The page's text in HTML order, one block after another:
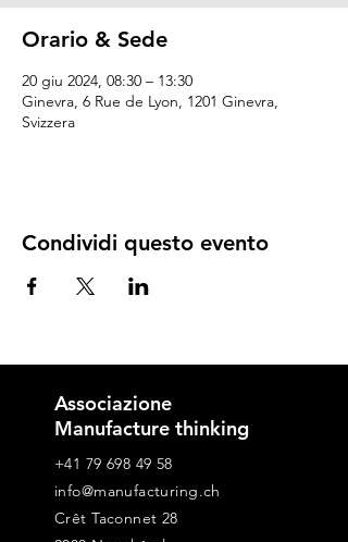
Orario & Sede
20 giu 2024, 08:30 – 13:30
Ginevra, 6 Rue de Lyon, 1201 Ginevra,
Svizzera
Condividi questo evento
Associazione
Manufacture thinking
+41 79 698 49 58
info@manufacturing.ch
Crêt Taconnet 28